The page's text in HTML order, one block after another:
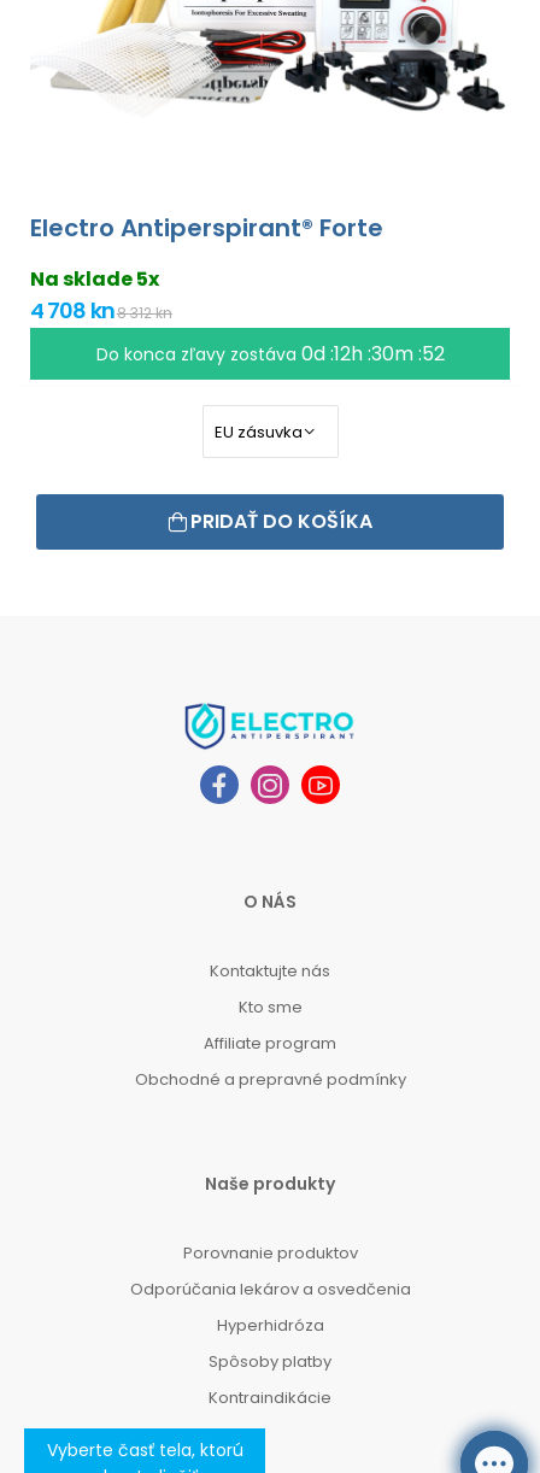
Vyberte časť tela, ktorú
Electro Antiperspirant® Forte
Na sklade 5x
4 708 kn8 312 kn
Do konca zľavy zostáva0d :12h :30m :51
PRIDAŤ DO KOŠÍKA
O NÁS
Kontaktujte nás
Kto sme
Affiliate program
Obchodné a prepravné podmínky
Naše produkty
Porovnanie produktov
Odporúčania lekárov a osvedčenia
Hyperhidróza
Spôsoby platby
Kontraindikácie